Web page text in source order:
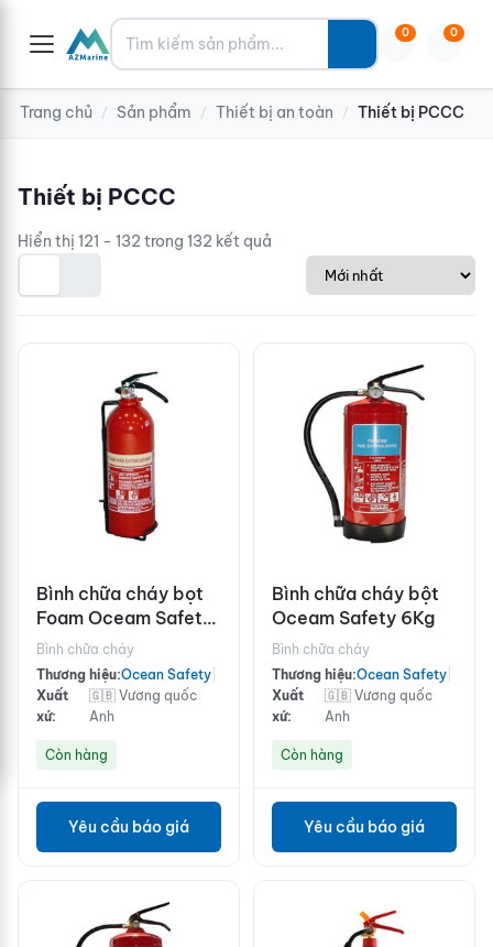
Tìm kiếm 0 0
Trang chủ / Sản phẩm / Thiết bị an toàn / Thiết bị PCCC
Thiết bị PCCC
Hiển thị 121 - 132 trong 132 kết quả
Bình chữa cháy bọt
Foam Oceam Safety
9L
Bình chữa cháy
Thương hiệu:Ocean Safety
Xuất
xứ:
🇬🇧 Vương quốc
Anh
Còn hàng
Yêu cầu báo giá
Bình chữa cháy bột
Oceam Safety 6Kg
Bình chữa cháy
Thương hiệu:Ocean Safety
Xuất
xứ:
🇬🇧 Vương quốc
Anh
Còn hàng
Yêu cầu báo giá